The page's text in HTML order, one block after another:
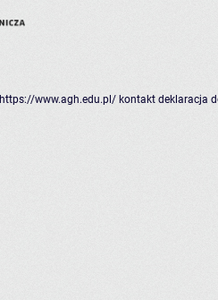
https://www.agh.edu.pl/ kontakt deklaracja